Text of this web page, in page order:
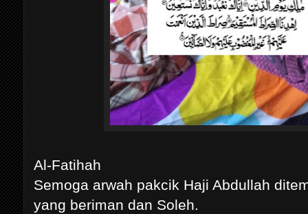
Al-Fatihah
Semoga arwah pakcik Haji Abdullah
yang beriman dan Soleh.